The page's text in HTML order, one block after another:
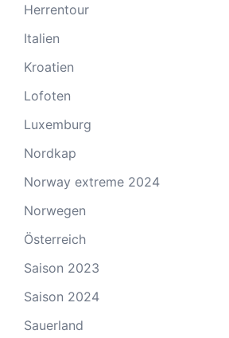
Herrentour
Italien
Kroatien
Lofoten
Luxemburg
Nordkap
Norway extreme 2024
Norwegen
Österreich
Saison 2023
Saison 2024
Sauerland